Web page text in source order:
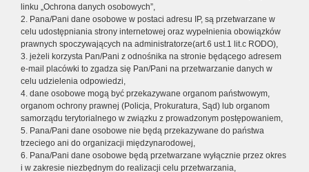
linku „Ochrona danych osobowych”,
2. Pana/Pani dane osobowe w postaci adresu IP, są przetwarzane w
celu udostępniania strony internetowej oraz wypełnienia obowiązków
prawnych spoczywających na administratorze(art.6 ust.1 lit.c RODO),
3. jeżeli korzysta Pan/Pani z odnośnika na stronie będącego adresem
e-mail placówki to zgadza się Pan/Pani na przetwarzanie danych w
celu udzielenia odpowiedzi,
4. dane osobowe mogą być przekazywane organom państwowym,
organom ochrony prawnej (Policja, Prokuratura, Sąd) lub organom
samorządu terytorialnego w związku z prowadzonym postępowaniem,
5. Pana/Pani dane osobowe nie będą przekazywane do państwa
trzeciego ani do organizacji międzynarodowej,
6. Pana/Pani dane osobowe będą przetwarzane wyłącznie przez okres
i w zakresie niezbędnym do realizacji celu przetwarzania,